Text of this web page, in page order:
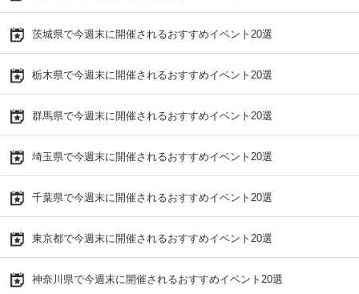
茨城県で今週末に開催されるおすすめイベント20選
栃木県で今週末に開催されるおすすめイベント20選
群馬県で今週末に開催されるおすすめイベント20選
埼玉県で今週末に開催されるおすすめイベント20選
千葉県で今週末に開催されるおすすめイベント20選
東京都で今週末に開催されるおすすめイベント20選
神奈川県で今週末に開催されるおすすめイベント20選